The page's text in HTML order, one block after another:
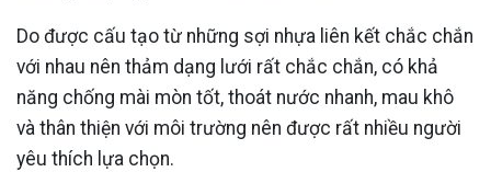
Do được cấu tạo từ những sợi nhựa liên kết chắc chắn
với nhau nên thảm dạng lưới rất chắc chắn, có khả
năng chống mài mòn tốt, thoát nước nhanh, mau khô
và thân thiện với môi trường nên được rất nhiều người
yêu thích lựa chọn.